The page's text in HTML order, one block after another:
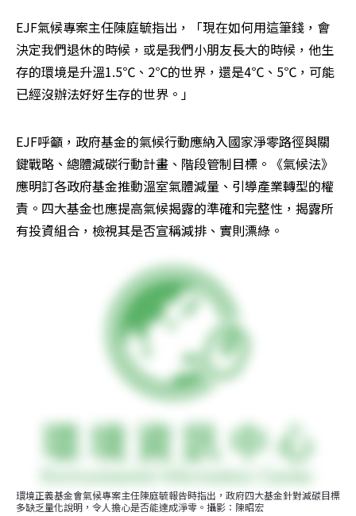
EJF氣候專案主任陳庭毓指出，「現在如何用這筆錢，會
決定我們退休的時候，或是我們小朋友長大的時候，他生
存的環境是升溫1.5℃、2℃的世界，還是4℃、5℃，可能
已經沒辦法好好生存的世界。」
EJF呼籲，政府基金的氣候行動應納入國家淨零路徑與關
鍵戰略、總體減碳行動計畫、階段管制目標。《氣候法》
應明訂各政府基金推動溫室氣體減量、引導產業轉型的權
責。四大基金也應提高氣候揭露的準確和完整性，揭露所
有投資組合，檢視其是否宣稱減排、實則漂綠。
環境正義基金會氣候專案主任陳庭毓報告時指出，政府四大基金針對減碳目標
多缺乏量化說明，令人擔心是否能達成淨零。攝影：陳昭宏